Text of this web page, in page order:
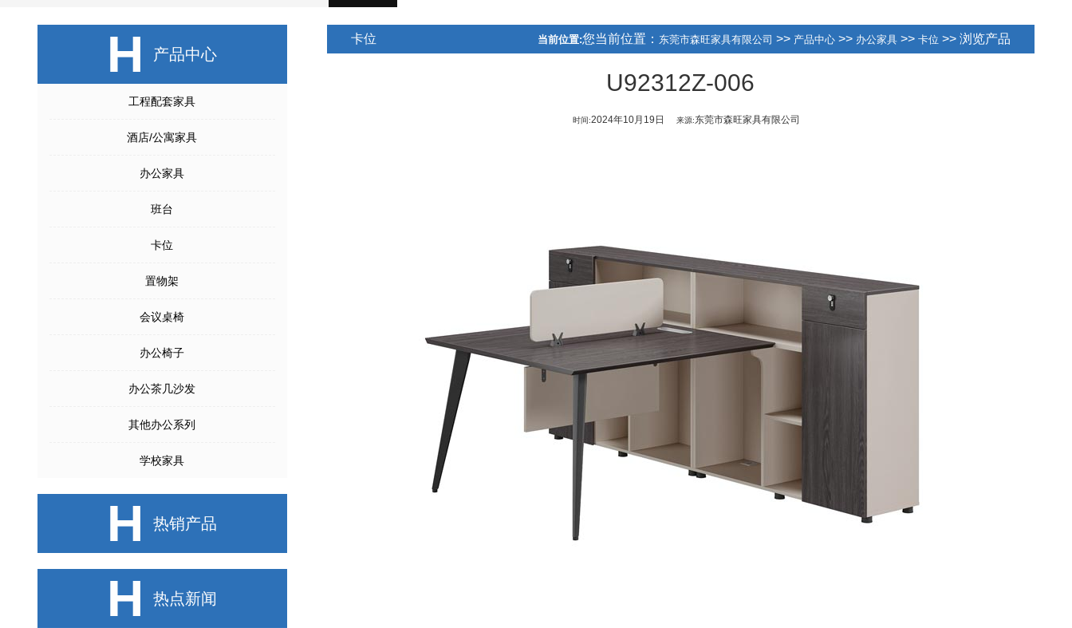
H 产品中心
工程配套家具
酒店/公寓家具
办公家具
班台
卡位
置物架
会议桌椅
办公椅子
办公茶几沙发
其他办公系列
学校家具
H 热销产品
H 热点新闻
卡位 当前位置:您当前位置： 东莞市森旺家具有限公司 >> 产品中心 >> 办公家具 >> 卡位 >> 浏览产品
U92312Z-006
时间:2024年10月19日 来源:东莞市森旺家具有限公司